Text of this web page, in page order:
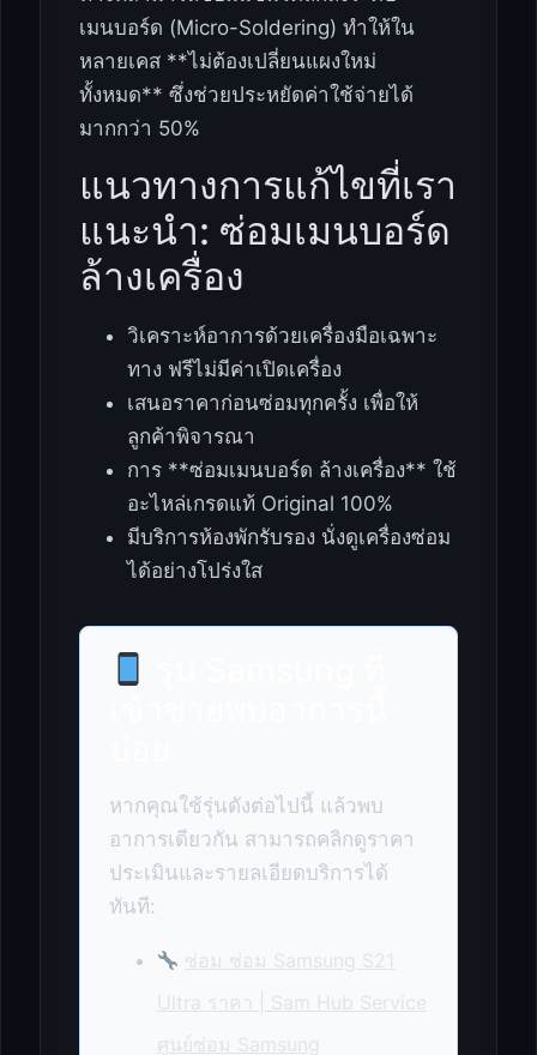
เมนบอร์ด (Micro-Soldering) ทำให้ใน
หลายเคส **ไม่ต้องเปลี่ยนแผงใหม่
ทั้งหมด** ซึ่งช่วยประหยัดค่าใช้จ่ายได้
มากกว่า 50%
แนวทางการแก้ไขที่เรา
แนะนำ: ซ่อมเมนบอร์ด
ล้างเครื่อง
วิเคราะห์อาการด้วยเครื่องมือเฉพาะ
ทาง ฟรีไม่มีค่าเปิดเครื่อง
เสนอราคาก่อนซ่อมทุกครั้ง เพื่อให้
ลูกค้าพิจารณา
การ **ซ่อมเมนบอร์ด ล้างเครื่อง** ใช้
อะไหล่เกรดแท้ Original 100%
มีบริการห้องพักรับรอง นั่งดูเครื่องซ่อม
ได้อย่างโปร่งใส
หากคุณใช้รุ่นดังต่อไปนี้ แล้วพบ
อาการเดียวกัน สามารถคลิกดูราคา
ประเมินและรายลเอียดบริการได้
ทันที:
ซ่อม ซ่อม Samsung S21
Ultra ราคา | Sam Hub Service
ศูนย์ซ่อม Samsung